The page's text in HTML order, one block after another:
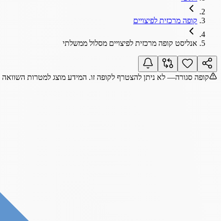
קופה מרכזית לפיצויים
אנליסט קופה מרכזית לפיצויים מסלול ממשלתי
קופה סגורה— לא ניתן להצטרף לקופה זו. המידע מוצג למטרות